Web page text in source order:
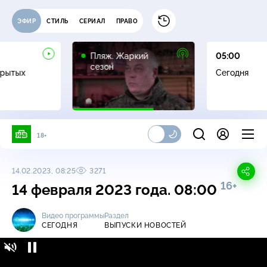
ЭФИР СТИЛЬ СЕРИАЛ ПРАВО
Пляж. Жаркий
сезон
16+
05:00
Сегодня
18+
14.02.2023, 08:25 3271
14 февраля 2023 года. 08:00 16+
Видео программы
СЕГОДНЯ
Раздел
ВЫПУСКИ НОВОСТЕЙ